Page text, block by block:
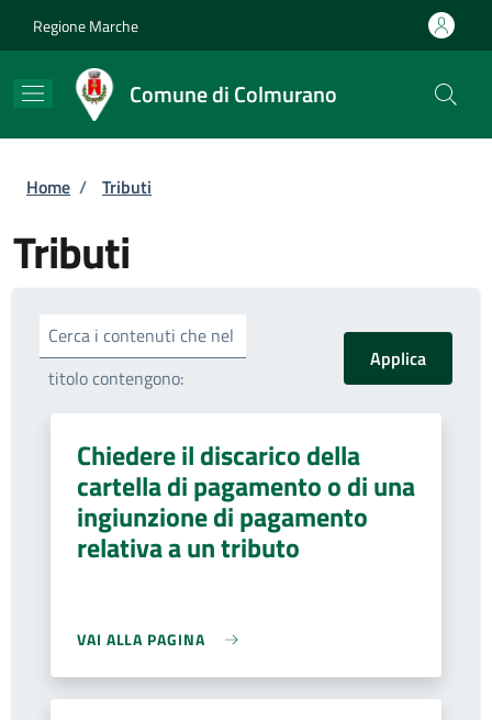
Regione Marche
Comune di Colmurano
Briciole di pane
Home / Tributi
Tributi
Cerca i contenuti che nel
titolo contengono:
Chiedere il discarico della
cartella di pagamento o di una
ingiunzione di pagamento
relativa a un tributo
VAI ALLA PAGINA